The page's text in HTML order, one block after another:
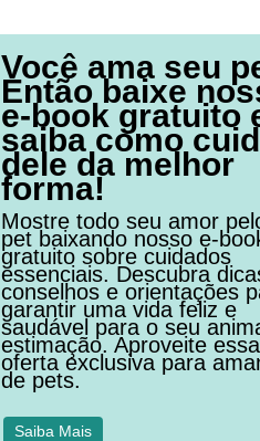
Você ama seu
Então baixe
e-book gratuito
saiba como
dele da melhor
forma!
Mostre todo seu amor
pet baixando nosso e-
gratuito sobre cuidados
essenciais. Descubra
conselhos e orientações
garantir uma vida feliz e
saudável para o seu
estimação. Aproveite essa
oferta exclusiva para
de pets.
Saiba Mais